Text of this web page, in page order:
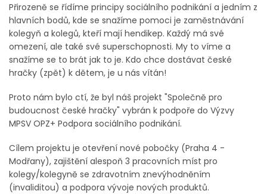
Přirozeně se řídíme principy sociálního podnikání a jedním z
hlavních bodů, kde se snažíme pomoci je zaměstnávání
kolegyň a kolegů, kteří mají hendikep. Každý má své
omezení, ale také své superschopnosti. My to víme a
snažíme se to brát jak to je. Kdo chce dostávat české
hračky (zpět) k dětem, je u nás vítán!
Proto nám bylo ctí, že byl náš projekt "Společně pro
budoucnost české hračky" vybrán k podpoře do Výzvy
MPSV OPZ+ Podpora sociálního podnikání.
Cílem projektu je otevření nové pobočky (Praha 4 -
Modřany), zajištění alespoň 3 pracovních míst pro
kolegy/kolegyně se zdravotním znevýhodněním
(invaliditou) a podpora vývoje nových produktů.